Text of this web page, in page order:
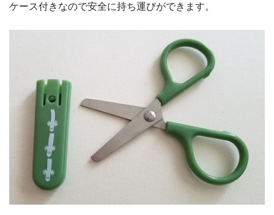
ケース付きなので安全に持ち運びができます。